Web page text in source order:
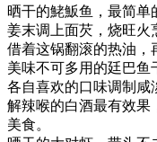
晒干的鮱魬鱼，最简
姜末调上面芡，烧旺火
借着这锅翻滚的热油，
美味不可多用的廷巴鱼
各自喜欢的口味调制咸
解辣喉的白酒最有效果
美食。